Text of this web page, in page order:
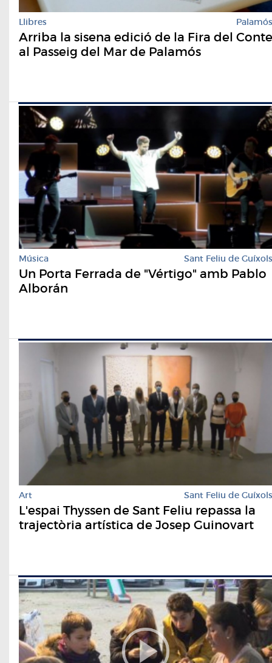
Llibres Palamós
Arriba la sisena edició de la Fira del Conte
al Passeig del Mar de Palamós
Música Sant Feliu de Guíxols
Un Porta Ferrada de "Vértigo" amb Pablo
Alborán
Art Sant Feliu de Guíxols
L'espai Thyssen de Sant Feliu repassa la
trajectòria artística de Josep Guinovart